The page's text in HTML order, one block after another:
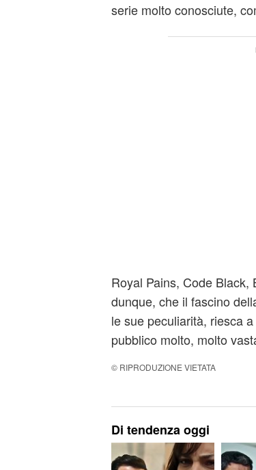
serie molto conosciute,
Royal Pains, Code Black,
dunque, che il fascino
le sue peculiarità, riesca
pubblico molto, molto
© RIPRODUZIONE VIETATA
Di tendenza oggi